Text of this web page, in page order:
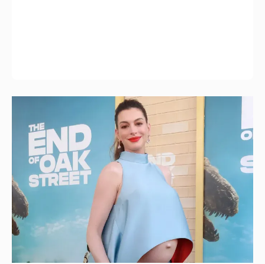
Беременная третьим ребёнком Энн
Хэтэуэй вышла в свет с обнажённым
животом
1